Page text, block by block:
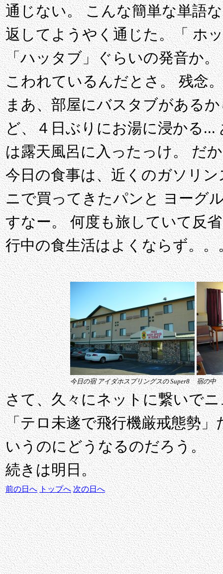
通じない。 こんな簡単な単語
返してようやく通じた。「 ホ
「ハッタブ」ぐらいの発音か
こわれているんだとさ。 残念。
まあ、部屋にバスタブがある
ど、４日ぶりにお湯に浸かる...
は露天風呂に入ったっけ。 だ
今日の食事は、近くのガソリ
ニで買ってきたパンと ヨーグ
すなー。 何度も旅していて反
行中の食生活はよくならず。。
今日の宿 アイダホスプリングスの Super8 宿の中
さて、久々にネットに繋いで
「テロ未遂で飛行機厳戒態勢
いうのにどうなるのだろう。
続きは明日。
前の日へ トップへ 次の日へ